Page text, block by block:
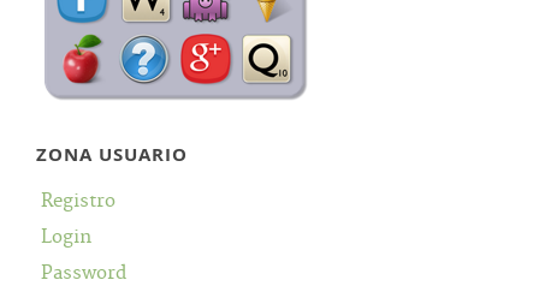
ZONA USUARIO
Registro
Login
Password